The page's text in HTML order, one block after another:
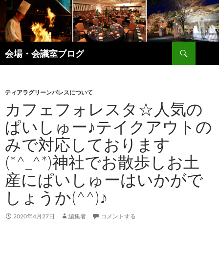
テ
ン
ツ
へ
プ
会場・会議室ブログ
検
索
ティアラグリーンパレスについて
カフェフォレスタ☆人気の
ぱいしゅー♪テイクアウトの
みで対応しております
(*^_^*)神社でお散歩しお土
産にぱいしゅーはいかがで
しょうか(^^)♪
2020年4月27日 編集者 コメントする